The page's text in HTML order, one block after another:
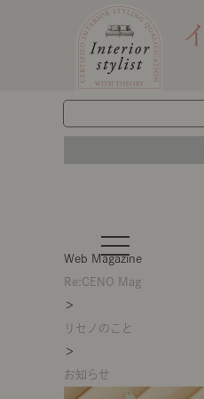
t
o
g
n
a
a
Web Magazine
Re:CENO Mag
＞
リセノのこと
＞
お知らせ